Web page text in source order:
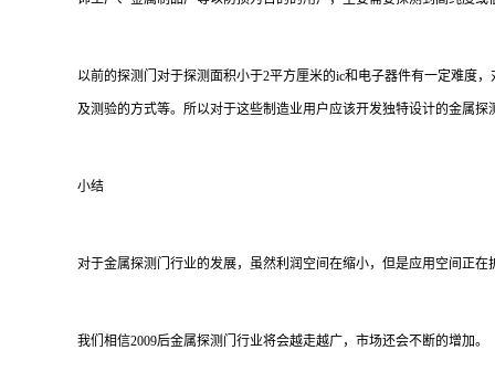
以前的探测门对于探测面积小于2平方厘米的ic和电子器件有一定难度
及测验的方式等。所以对于这些制造业用户应该开发独特设计的金属
小结
对于金属探测门行业的发展，虽然利润空间在缩小，但是应用空间正
我们相信2009后金属探测门行业将会越走越广，市场还会不断的增加。